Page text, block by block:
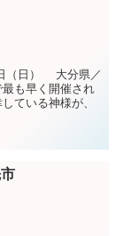
（日） 大分県／
も早く開催され
ている神様が、